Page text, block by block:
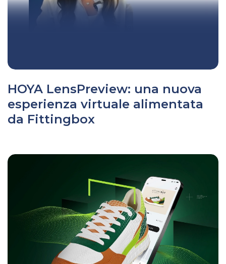
HOYA LensPreview: una nuova
esperienza virtuale alimentata
da Fittingbox